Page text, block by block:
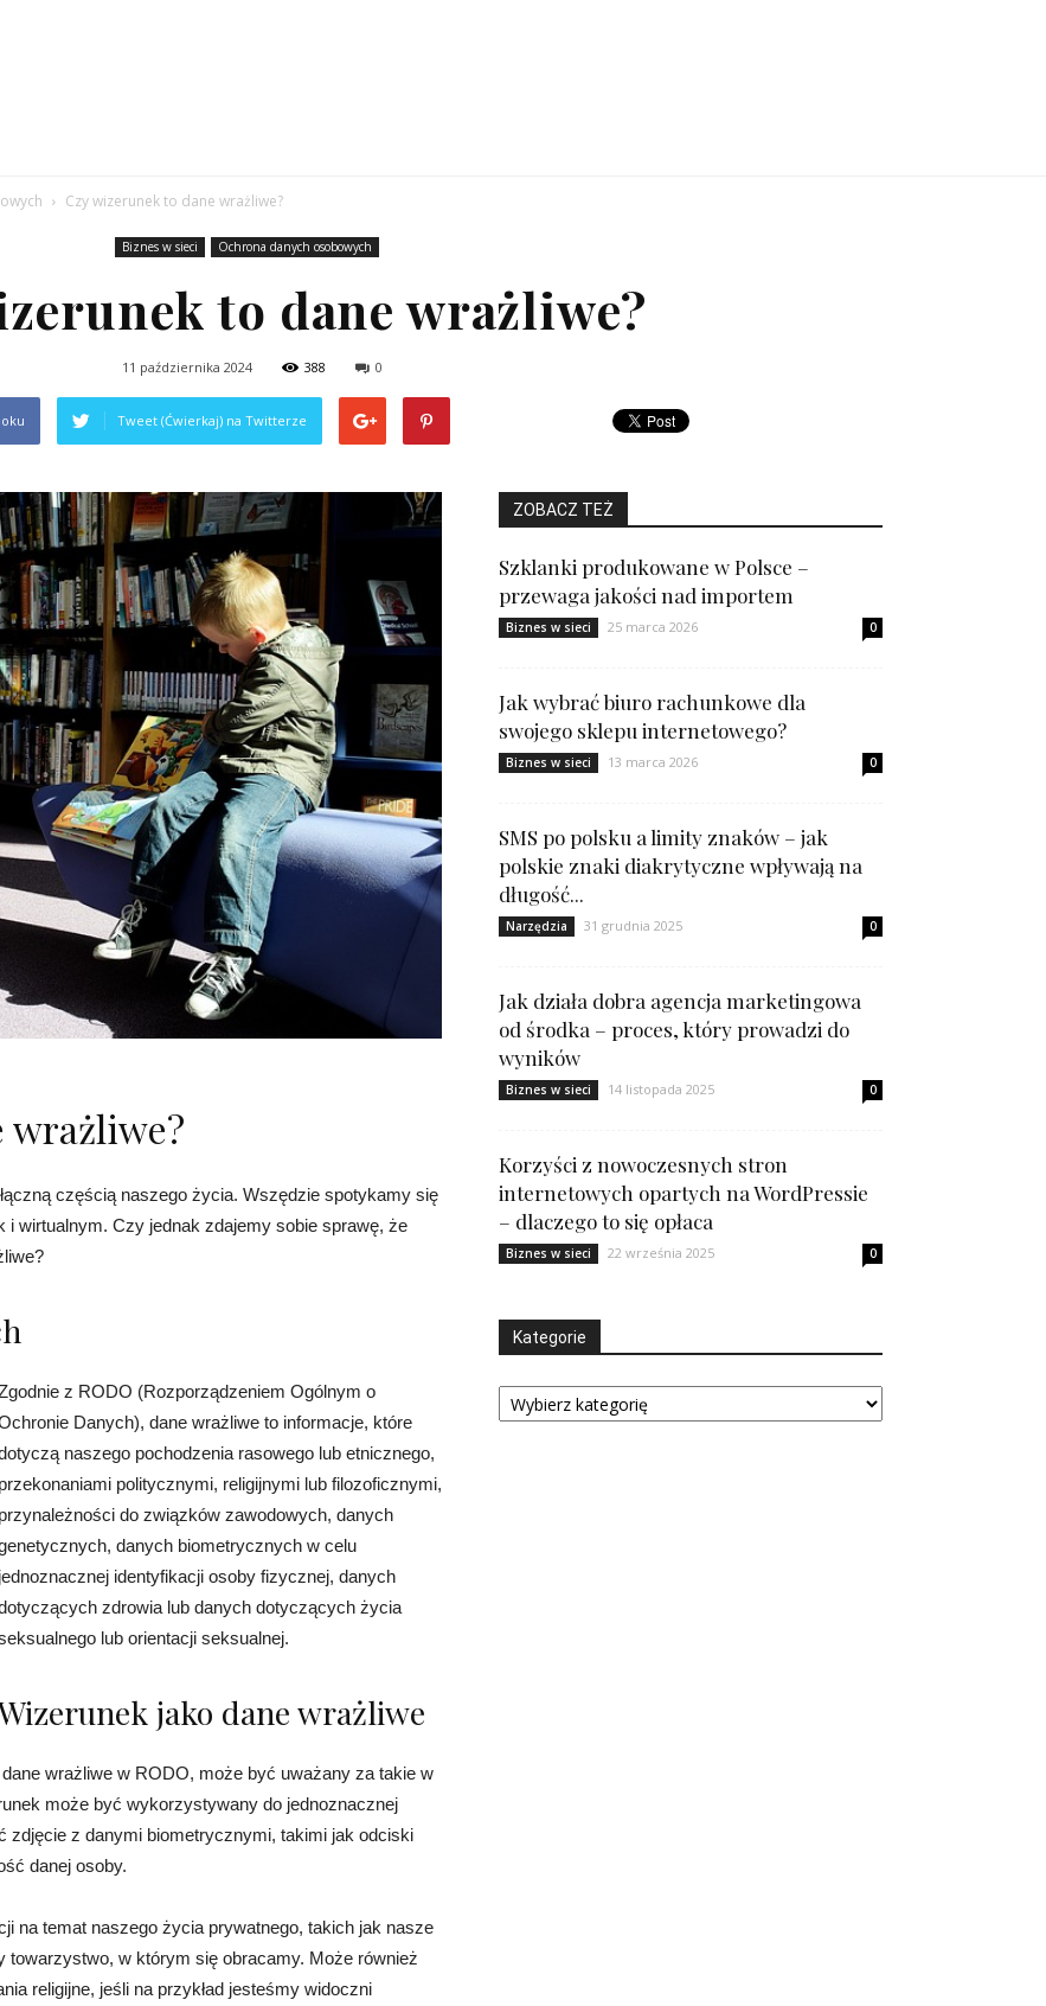
Czy wizerunek to dane wrażliwe?
Biznes w sieci Ochrona danych osobowych
to dane wrażliwe?
11 października 2024 388 0
Tweet (Ćwierkaj) na Twitterze
wrażliwe?
częścią naszego życia. Wszędzie spotykamy się
wirtualnym. Czy jednak zdajemy sobie sprawę, że
z RODO (Rozporządzeniem Ogólnym o
Danych), dane wrażliwe to informacje, które
naszego pochodzenia rasowego lub etnicznego,
przekonaniami politycznymi, religijnymi lub filozoficznymi,
przynależności do związków zawodowych, danych
danych biometrycznych w celu
jednoznacznej identyfikacji osoby fizycznej, danych
zdrowia lub danych dotyczących życia
lub orientacji seksualnej.
jako dane wrażliwe
wrażliwe w RODO, może być uważany za takie w
może być wykorzystywany do jednoznacznej
z danymi biometrycznymi, takimi jak odciski
danej osoby.
na temat naszego życia prywatnego, takich jak nasze
w którym się obracamy. Może również
religijne, jeśli na przykład jesteśmy widoczni
ZOBACZ TEŻ
Szklanki produkowane w Polsce –
przewaga jakości nad importem
Biznes w sieci 25 marca 2026 0
Jak wybrać biuro rachunkowe dla
swojego sklepu internetowego?
Biznes w sieci 13 marca 2026 0
SMS po polsku a limity znaków – jak
polskie znaki diakrytyczne wpływają na
długość...
Narzędzia 31 grudnia 2025 0
Jak działa dobra agencja marketingowa
od środka – proces, który prowadzi do
wyników
Biznes w sieci 14 listopada 2025 0
Korzyści z nowoczesnych stron
internetowych opartych na WordPressie
– dlaczego to się opłaca
Biznes w sieci 22 września 2025 0
Kategorie
Kategorie